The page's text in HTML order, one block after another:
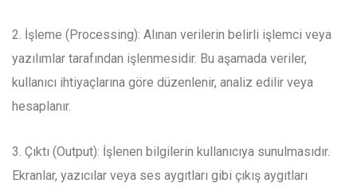
2. İşleme (Processing): Alınan verilerin belirli işlemci veya
yazılımlar tarafından işlenmesidir. Bu aşamada veriler,
kullanıcı ihtiyaçlarına göre düzenlenir, analiz edilir veya
hesaplanır.
3. Çıktı (Output): İşlenen bilgilerin kullanıcıya sunulmasıdır.
Ekranlar, yazıcılar veya ses aygıtları gibi çıkış aygıtları